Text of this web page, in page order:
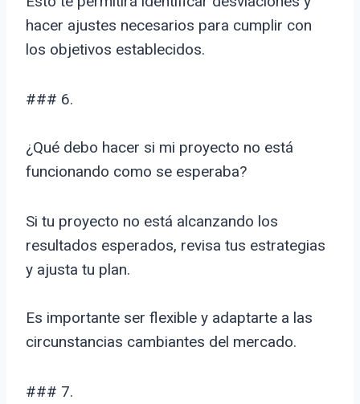
hacer ajustes necesarios para cumplir con
los objetivos establecidos.
### 6.
¿Qué debo hacer si mi proyecto no está
funcionando como se esperaba?
Si tu proyecto no está alcanzando los
resultados esperados, revisa tus estrategias
y ajusta tu plan.
Es importante ser flexible y adaptarte a las
circunstancias cambiantes del mercado.
### 7.